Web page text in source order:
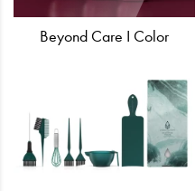
Beyond Care I Color